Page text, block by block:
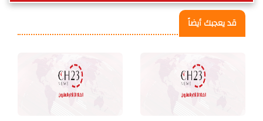
قد يعجبك أيضاً